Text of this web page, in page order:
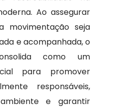
Ao assegurar
movimentação seja
e acompanhada, o
como um
para promover
responsáveis,
e garantir